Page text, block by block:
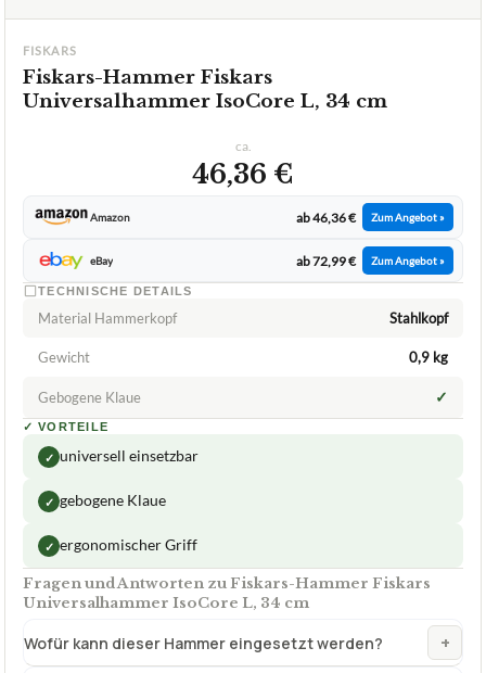
FISKARS
Fiskars-Hammer Fiskars
Universalhammer IsoCore L, 34 cm
ca.
46,36 €
Amazon ab 46,36 € Zum Angebot »
eBay ab 72,99 € Zum Angebot »
TECHNISCHE DETAILS
Material Hammerkopf Stahlkopf
Gewicht 0,9 kg
Gebogene Klaue ✓
✓ VORTEILE
✓ universell einsetzbar
✓ gebogene Klaue
✓ ergonomischer Griff
Fragen und Antworten zu Fiskars-Hammer Fiskars
Universalhammer IsoCore L, 34 cm
Wofür kann dieser Hammer eingesetzt werden? +